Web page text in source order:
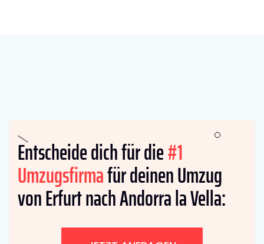
Entscheide dich für die#1
Umzugsfirmafür deinen Umzug
von Erfurt nach Andorra la Vella: